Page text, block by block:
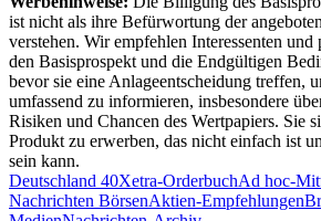
ist nicht als ihre Befürwortung der
verstehen. Wir empfehlen Interessenten
den Basisprospekt und die Endgültigen
bevor sie eine Anlageentscheidung treffen,
umfassend zu informieren, insbesondere
Risiken und Chancen des Wertpapiers. Sie
Produkt zu erwerben, das nicht einfach ist
sein kann.
Deutschland 40Xetra-OrderbuchAd hoc-
Nachrichten BörsenAktien-Empfehlungen